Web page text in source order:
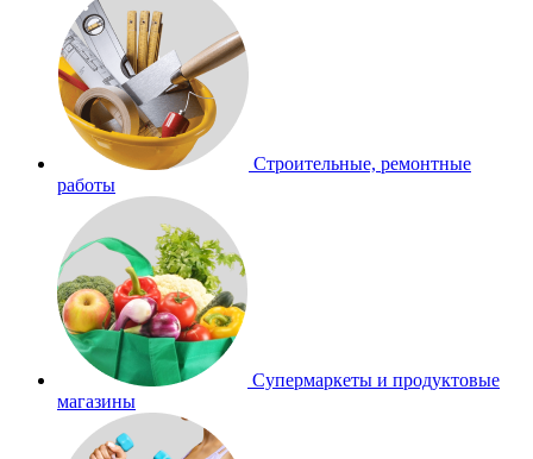
Строительные, ремонтные
работы
Супермаркеты и продуктовые
магазины